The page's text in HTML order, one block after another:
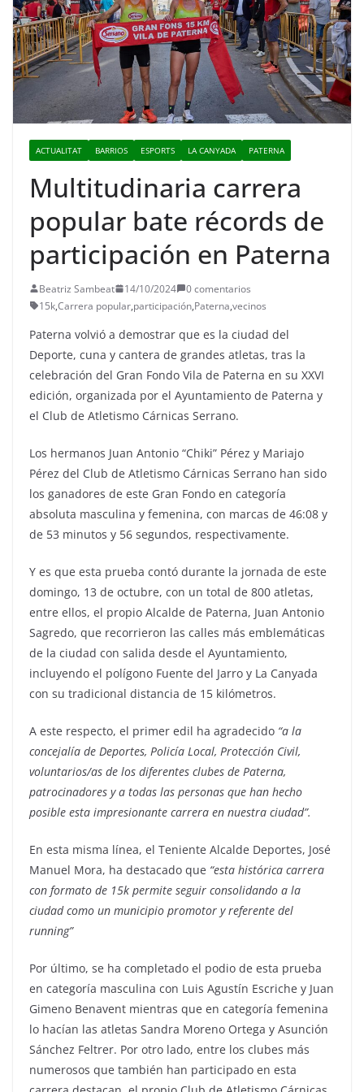
ACTUALITAT BARRIOS ESPORTS LA CANYADA PATERNA
Multitudinaria carrera
popular bate récords de
participación en Paterna
Beatriz Sambeat 14/10/2024
0 comentarios
15k,Carrera popular,participación,Paterna,vecinos
Paterna volvió a demostrar que es la ciudad del
Deporte, cuna y cantera de grandes atletas, tras la
celebración del Gran Fondo Vila de Paterna en su XXVI
edición, organizada por el Ayuntamiento de Paterna y
el Club de Atletismo Cárnicas Serrano.
Los hermanos Juan Antonio “Chiki” Pérez y Mariajo
Pérez del Club de Atletismo Cárnicas Serrano han sido
los ganadores de este Gran Fondo en categoría
absoluta masculina y femenina, con marcas de 46:08 y
de 53 minutos y 56 segundos, respectivamente.
Y es que esta prueba contó durante la jornada de este
domingo, 13 de octubre, con un total de 800 atletas,
entre ellos, el propio Alcalde de Paterna, Juan Antonio
Sagredo, que recorrieron las calles más emblemáticas
de la ciudad con salida desde el Ayuntamiento,
incluyendo el polígono Fuente del Jarro y La Canyada
con su tradicional distancia de 15 kilómetros.
A este respecto, el primer edil ha agradecido “a la
concejalía de Deportes, Policía Local, Protección Civil,
voluntarios/as de los diferentes clubes de Paterna,
patrocinadores y a todas las personas que han hecho
posible esta impresionante carrera en nuestra ciudad”.
En esta misma línea, el Teniente Alcalde Deportes, José
Manuel Mora, ha destacado que “esta histórica carrera
con formato de 15k permite seguir consolidando a la
ciudad como un municipio promotor y referente del
running”
Por último, se ha completado el podio de esta prueba
en categoría masculina con Luis Agustín Escriche y Juan
Gimeno Benavent mientras que en categoría femenina
lo hacían las atletas Sandra Moreno Ortega y Asunción
Sánchez Feltrer. Por otro lado, entre los clubes más
numerosos que también han participado en esta